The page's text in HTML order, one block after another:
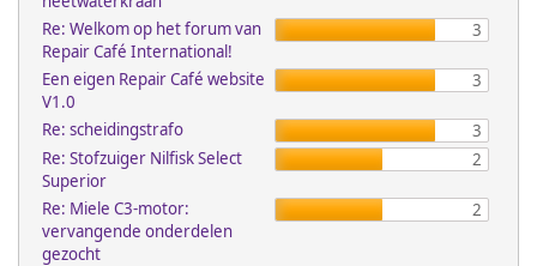
Re: Welkom op het forum van
Repair Café International!
3
Een eigen Repair Café website
V1.0
3
Re: scheidingstrafo
3
Re: Stofzuiger Nilfisk Select
Superior
2
Re: Miele C3-motor:
vervangende onderdelen
gezocht
2